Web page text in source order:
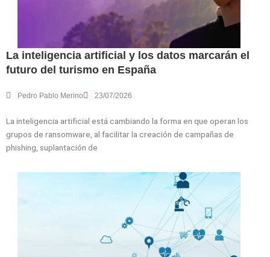
La inteligencia artificial y los datos marcarán el
futuro del turismo en España
Pedro Pablo Merino 23/07/2026
La inteligencia artificial está cambiando la forma en que operan los
grupos de ransomware, al facilitar la creación de campañas de
phishing, suplantación de